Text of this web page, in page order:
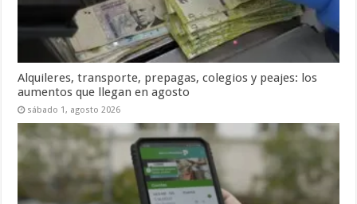
Alquileres, transporte, prepagas, colegios y peajes: los
aumentos que llegan en agosto
sábado 1, agosto 2026